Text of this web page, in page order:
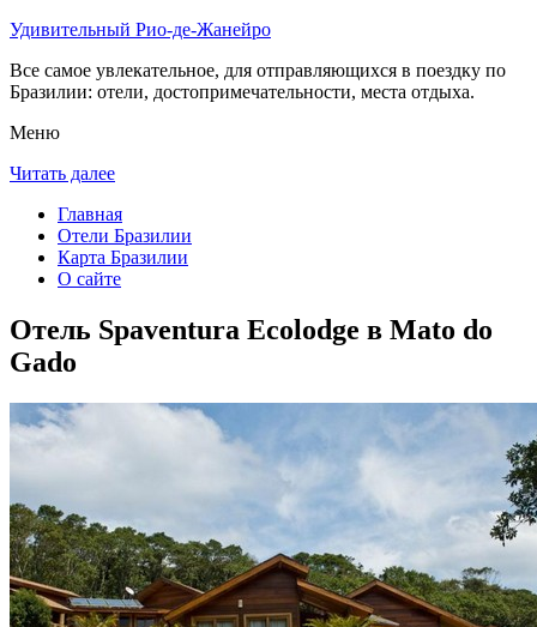
Удивительный Рио-де-Жанейро
Все самое увлекательное, для отправляющихся в поездку по
Бразилии: отели, достопримечательности, места отдыха.
Меню
Читать далее
Главная
Отели Бразилии
Карта Бразилии
О сайте
Отель Spaventura Ecolodge в Mato do
Gado